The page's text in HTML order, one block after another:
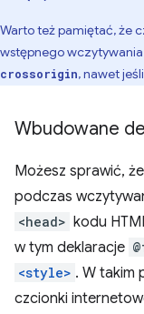
Warto też pamiętać, że
wstępnego
crossorigin, nawet
Wbudowane
Możesz sprawić,
podczas
<head> kodu
w tym deklaracje
<style> . W takim
czcionki